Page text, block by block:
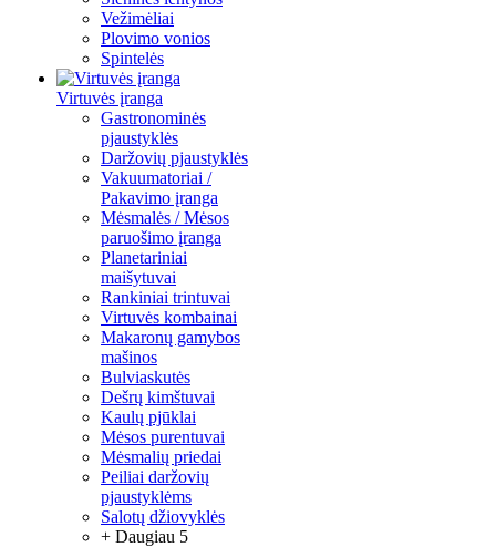
Vežimėliai
Plovimo vonios
Spintelės
Virtuvės įranga
Gastronominės
pjaustyklės
Daržovių pjaustyklės
Vakuumatoriai /
Pakavimo įranga
Mėsmalės / Mėsos
paruošimo įranga
Planetariniai
maišytuvai
Rankiniai trintuvai
Virtuvės kombainai
Makaronų gamybos
mašinos
Bulviaskutės
Dešrų kimštuvai
Kaulų pjūklai
Mėsos purentuvai
Mėsmalių priedai
Peiliai daržovių
pjaustyklėms
Salotų džiovyklės
+ Daugiau 5